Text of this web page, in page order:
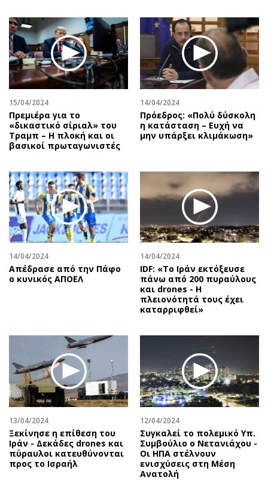
15/04/2024
Πρεμιέρα για το
«δικαστικό σίριαλ» του
Τραμπ – Η πλοκή και οι
βασικοί πρωταγωνιστές
14/04/2024
Πρόεδρος: «Πολύ δύσκολη
η κατάσταση – Ευχή να
μην υπάρξει κλιμάκωση»
14/04/2024
Απέδρασε από την Πάφο
ο κυνικός ΑΠΟΕΛ
14/04/2024
IDF: «Το Ιράν εκτόξευσε
πάνω από 200 πυραύλους
και drones - Η
πλειονότητά τους έχει
καταρριφθεί»
13/04/2024
Ξεκίνησε η επίθεση του
Ιράν - Δεκάδες drones και
πύραυλοι κατευθύνονται
προς το Ισραήλ
12/04/2024
Συγκαλεί το πολεμικό Υπ.
Συμβούλιο ο Νετανιάχου -
Οι ΗΠΑ στέλνουν
ενισχύσεις στη Μέση
Ανατολή